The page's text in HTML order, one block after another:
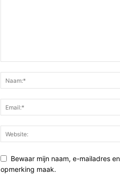
Bewaar mijn naam, e-mailadres
opmerking maak.